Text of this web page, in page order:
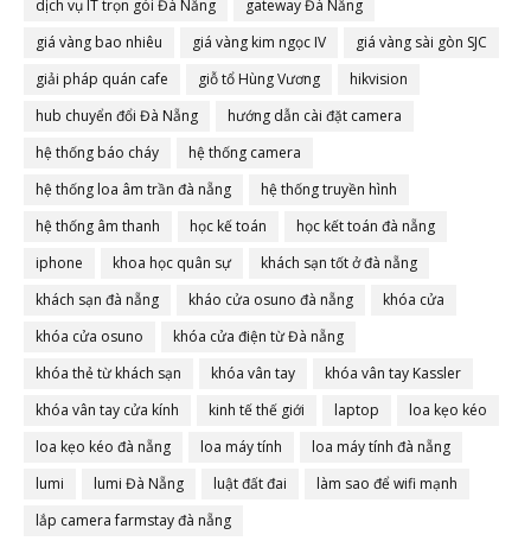
dịch vụ IT trọn gói Đà Nẵng
gateway Đà Nẵng
giá vàng bao nhiêu
giá vàng kim ngọc IV
giá vàng sài gòn SJC
giải pháp quán cafe
giỗ tổ Hùng Vương
hikvision
hub chuyển đổi Đà Nẵng
hướng dẫn cài đặt camera
hệ thống báo cháy
hệ thống camera
hệ thống loa âm trần đà nẵng
hệ thống truyền hình
hệ thống âm thanh
học kế toán
học kết toán đà nẵng
iphone
khoa học quân sự
khách sạn tốt ở đà nẵng
khách sạn đà nẵng
kháo cửa osuno đà nẵng
khóa cửa
khóa cửa osuno
khóa cửa điện từ Đà nẵng
khóa thẻ từ khách sạn
khóa vân tay
khóa vân tay Kassler
khóa vân tay cửa kính
kinh tế thế giới laptop
loa kẹo kéo
loa kẹo kéo đà nẵng
loa máy tính
loa máy tính đà nẵng
lumi
lumi Đà Nẵng luật đất đai
làm sao để wifi mạnh
lắp camera farmstay đà nẵng